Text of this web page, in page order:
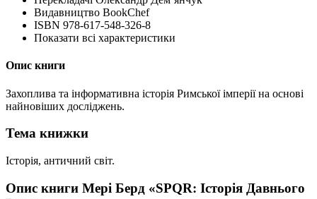
Видавництво BookChef
ISBN 978-617-548-326-8
Показати всі характеристики
Опис книги
Захоплива та інформативна історія Римської імперії на основі
найновіших досліджень.
Тема книжки
Історія, античний світ.
Опис книги Мері Берд «SPQR: Історія Давнього